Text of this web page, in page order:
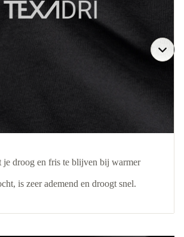
je droog en fris te blijven bij warmer
is zeer ademend en droogt snel.